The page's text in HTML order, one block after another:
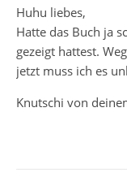
Huhu liebes,
Hatte das Buch ja
gezeigt hattest.
jetzt muss ich es
Knutschi von